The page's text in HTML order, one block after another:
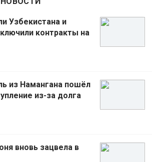
Узбекистана и
контракты на
из Намангана пошёл
из-за долга
вновь зацвела в